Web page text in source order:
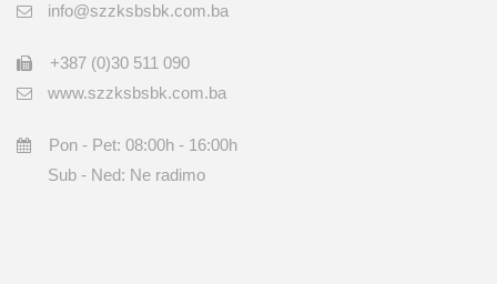
info@szzksbsbk.com.ba
+387 (0)30 511 090
www.szzksbsbk.com.ba
Pon - Pet: 08:00h - 16:00h
Sub - Ned: Ne radimo